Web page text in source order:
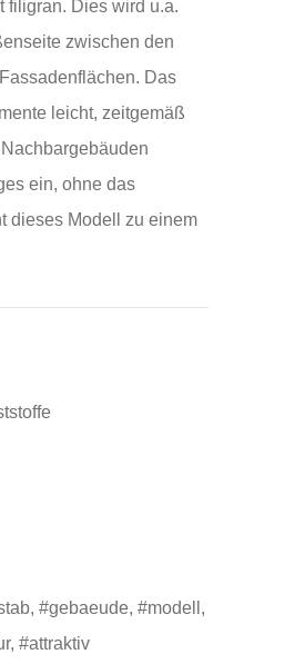
filigran. Dies wird u.a.
zwischen den
Das
leicht, zeitgemäß
ein, ohne das
dieses Modell zu einem
#gebaeude, #modell,
#attraktiv